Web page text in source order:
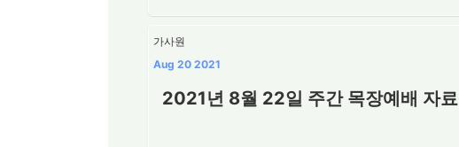
가사원
Aug 20 2021
2021년 8월 22일 주간 목장예배 자료